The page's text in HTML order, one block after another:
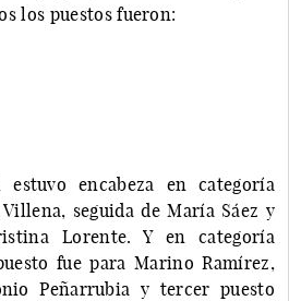
los puestos fueron:
encabeza en categoría
seguida de María Sáez y
Lorente. Y en categoría
fue para Marino Ramírez,
Peñarrubia y tercer puesto